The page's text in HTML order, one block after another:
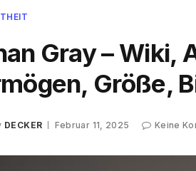
Gray – Wiki,
Größe,
DECKER Februar 11, 2025 Keine